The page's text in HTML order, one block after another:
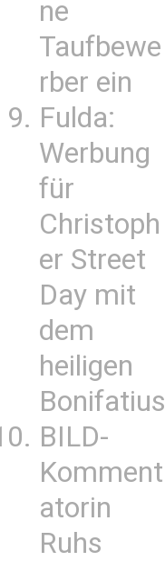
ne
Taufbewe
rber ein
Fulda:
Werbung
für
Christoph
er Street
Day mit
dem
heiligen
Bonifatius
BILD-
Komment
atorin
Ruhs